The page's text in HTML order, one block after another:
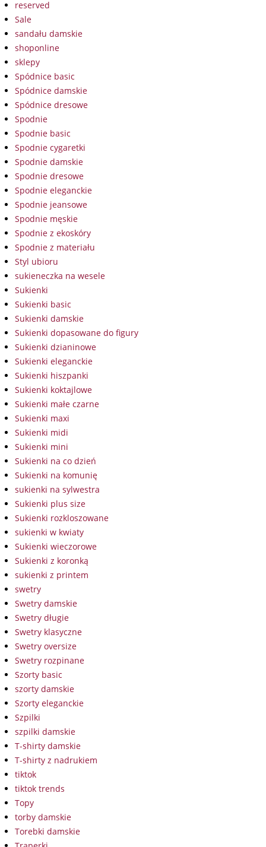
reserved
Sale
sandału damskie
shoponline
sklepy
Spódnice basic
Spódnice damskie
Spódnice dresowe
Spodnie
Spodnie basic
Spodnie cygaretki
Spodnie damskie
Spodnie dresowe
Spodnie eleganckie
Spodnie jeansowe
Spodnie męskie
Spodnie z ekoskóry
Spodnie z materiału
Styl ubioru
sukieneczka na wesele
Sukienki
Sukienki basic
Sukienki damskie
Sukienki dopasowane do figury
Sukienki dzianinowe
Sukienki eleganckie
Sukienki hiszpanki
Sukienki koktajlowe
Sukienki małe czarne
Sukienki maxi
Sukienki midi
Sukienki mini
Sukienki na co dzień
Sukienki na komunię
sukienki na sylwestra
Sukienki plus size
Sukienki rozkloszowane
sukienki w kwiaty
Sukienki wieczorowe
Sukienki z koronką
sukienki z printem
swetry
Swetry damskie
Swetry długie
Swetry klasyczne
Swetry oversize
Swetry rozpinane
Szorty basic
szorty damskie
Szorty eleganckie
Szpilki
szpilki damskie
T-shirty damskie
T-shirty z nadrukiem
tiktok
tiktok trends
Topy
torby damskie
Torebki damskie